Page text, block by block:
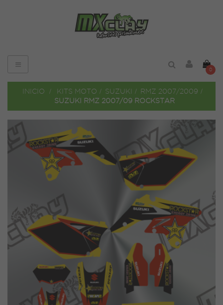
Navegación
de
palanca
0
INICIO > KITS MOTO > SUZUKI > RMZ 2007/2009
SUZUKI RMZ 2007/09 ROCKSTAR